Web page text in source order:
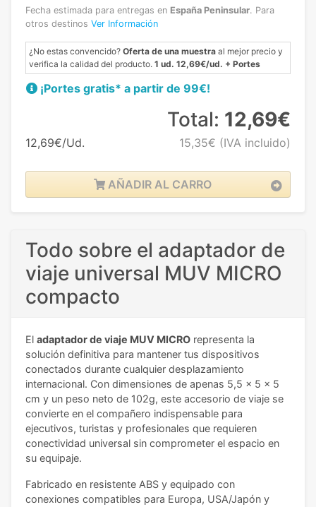
Fecha estimada para entregas en España Peninsular. Para
otros destinos Ver Información
¿No estas convencido? Oferta de una muestra al mejor precio y
verifica la calidad del producto. 1 ud. 12,69€/ud. + Portes
¡Portes gratis* a partir de 99€!
12,69€/Ud.
Total: 12,69€
15,35€ (IVA incluido)
AÑADIR AL CARRO
Todo sobre el adaptador de
viaje universal MUV MICRO
compacto
El adaptador de viaje MUV MICRO representa la
solución definitiva para mantener tus dispositivos
conectados durante cualquier desplazamiento
internacional. Con dimensiones de apenas 5,5 x 5 x 5
cm y un peso neto de 102g, este accesorio de viaje se
convierte en el compañero indispensable para
ejecutivos, turistas y profesionales que requieren
conectividad universal sin comprometer el espacio en
su equipaje.
Fabricado en resistente ABS y equipado con
conexiones compatibles para Europa, USA/Japón y